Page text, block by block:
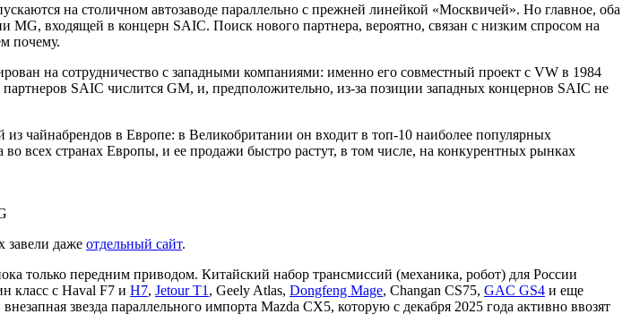
на столичном автозаводе параллельно с прежней линейкой «Москвичей». Но главное, оба
входящей в концерн SAIC. Поиск нового партнера, вероятно, связан с низким спросом на
почему.
на сотрудничество с западными компаниями: именно его совместный проект с VW в 1984
SAIC числится GM, и, предположительно, из-за позиции западных концернов SAIC не
чайнабрендов в Европе: в Великобритании он входит в топ-10 наиболее популярных
всех странах Европы, и ее продажи быстро растут, в том числе, на конкурентных рынках
завели даже отдельный сайт.
только передним приводом. Китайский набор трансмиссий (механика, робот) для России
класс с Haval F7 и H7, Jetour T1 , Geely Atlas, Dongfeng Mage, Changan CS75, GAC GS4 и еще
звезда параллельного импорта Mazda CX5, которую с декабря 2025 года активно ввозят